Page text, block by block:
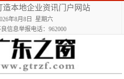
造本地企业资讯门户网站
年8月8日 星期六
信息举报电话：962000